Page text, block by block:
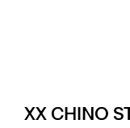
XX CHINO
. 510